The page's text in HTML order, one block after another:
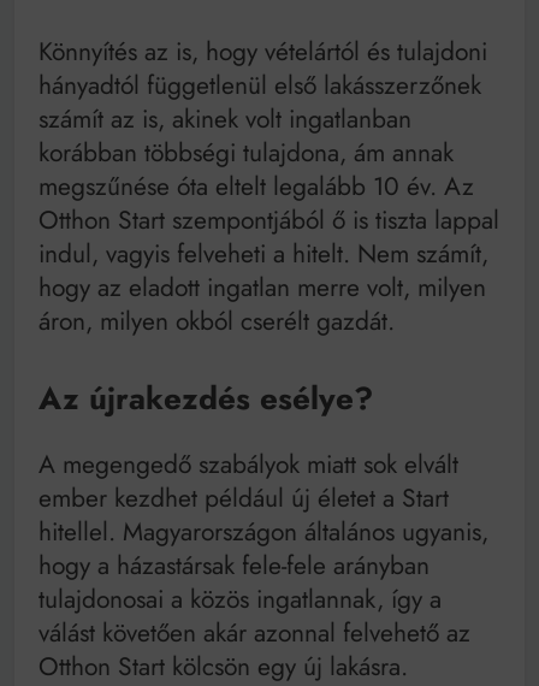
Könnyítés az is, hogy vételártól és tulajdoni
hányadtól függetlenül első lakásszerzőnek
számít az is, akinek volt ingatlanban
korábban többségi tulajdona, ám annak
megszűnése óta eltelt legalább 10 év. Az
Otthon Start szempontjából ő is tiszta lappal
indul, vagyis felveheti a hitelt. Nem számít,
hogy az eladott ingatlan merre volt, milyen
áron, milyen okból cserélt gazdát.
Az újrakezdés esélye?
A megengedő szabályok miatt sok elvált
ember kezdhet például új életet a Start
hitellel. Magyarországon általános ugyanis,
hogy a házastársak fele-fele arányban
tulajdonosai a közös ingatlannak, így a
válást követően akár azonnal felvehető az
Otthon Start kölcsön egy új lakásra.